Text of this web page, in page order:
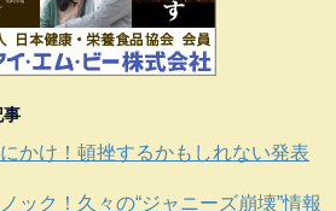
かけ！頓挫するかもしれない発表
ック！久々の“ジャニーズ崩壊”情報